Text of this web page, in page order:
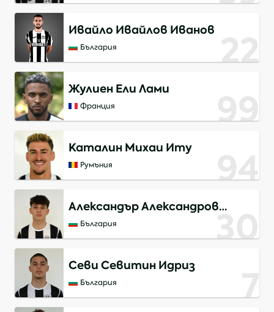
Ивайло Ивайлов Иванов
България 22
Жулиен Ели Лами
Франция 99
Каталин Михаи Иту
Румъния 94
Александър Александров
Александров
България 30
Севи Севитин Идриз
България 7